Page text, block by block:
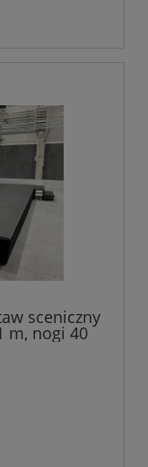
sceniczny
m, nogi 40